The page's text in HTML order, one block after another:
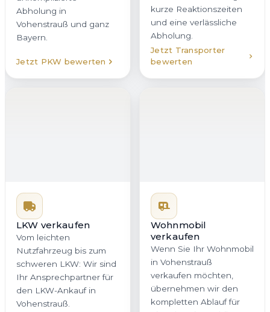
Abholung in
Vohenstrauß und ganz
Bayern.
Jetzt PKW bewerten
kurze Reaktionszeiten
und eine verlässliche
Abholung.
Jetzt Transporter
bewerten
LKW verkaufen
Vom leichten
Nutzfahrzeug bis zum
schweren LKW: Wir sind
Ihr Ansprechpartner für
den LKW-Ankauf in
Vohenstrauß.
Autoankauf Meister
Wohnmobil
verkaufen
Wenn Sie Ihr Wohnmobil
in Vohenstrauß
verkaufen möchten,
übernehmen wir den
kompletten Ablauf für
Sie. Ob Reisemobil,